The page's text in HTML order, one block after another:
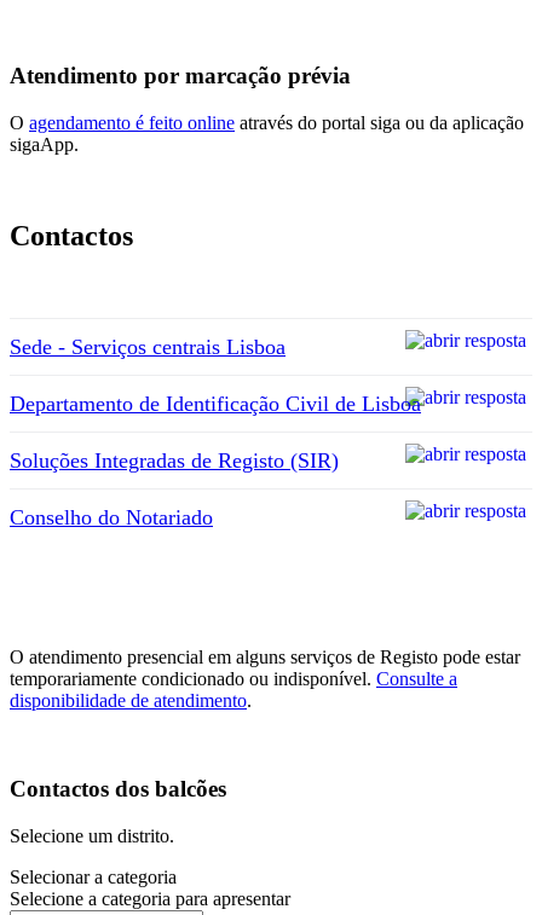
Atendimento por marcação prévia
O agendamento é feito online através do portal siga ou da aplicação
sigaApp.
Contactos
Sede - Serviços centrais Lisboa
Departamento de Identificação Civil de Lisboa
Soluções Integradas de Registo (SIR)
Conselho do Notariado
O atendimento presencial em alguns serviços de Registo pode estar
temporariamente condicionado ou indisponível. Consulte a
disponibilidade de atendimento.
Contactos dos balcões
Selecione um distrito.
Selecionar a categoria
Selecione a categoria para apresentar